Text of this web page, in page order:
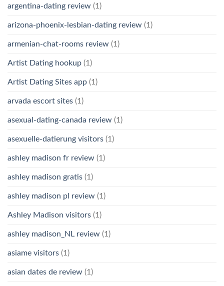
argentina-dating review (1)
arizona-phoenix-lesbian-dating review (1)
armenian-chat-rooms review (1)
Artist Dating hookup (1)
Artist Dating Sites app (1)
arvada escort sites (1)
asexual-dating-canada review (1)
asexuelle-datierung visitors (1)
ashley madison fr review (1)
ashley madison gratis (1)
ashley madison pl review (1)
Ashley Madison visitors (1)
ashley madison_NL review (1)
asiame visitors (1)
asian dates de review (1)